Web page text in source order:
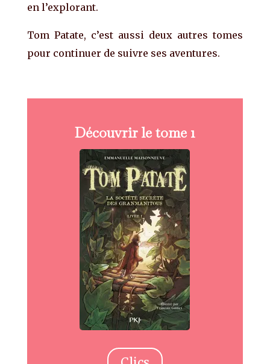
en l’explorant.
Tom Patate, c’est aussi deux autres tomes
pour continuer de suivre ses aventures.
Découvrir le tome 1